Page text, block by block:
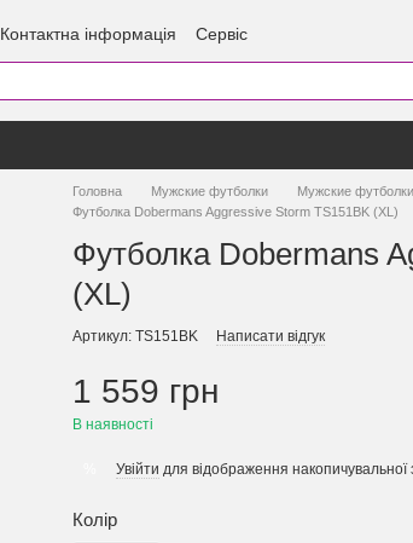
Контактна інформація Сервіс
Головна Мужские футболки
Мужские
Футболка Dobermans Aggressive Storm TS151BK (XL)
Футболка Dobermans
(XL)
Артикул: TS151BK Написати відгук
1 559 грн
В наявності
Увійти для відображення накопичувальної
Колір